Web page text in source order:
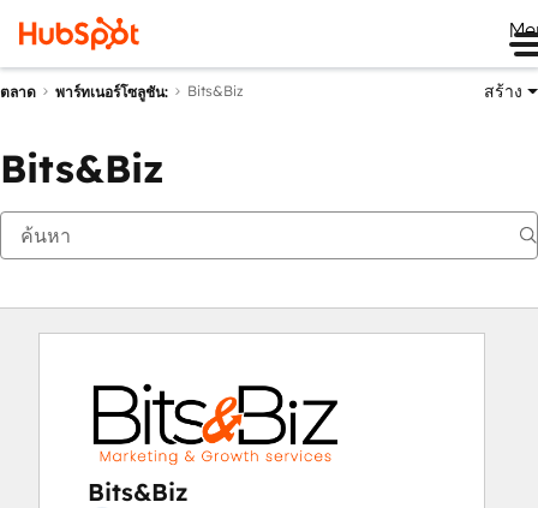
ตลาด พาร์ทเนอร์โซลูชัน: Bits&Biz สร้าง
Bits&Biz
Bits&Biz